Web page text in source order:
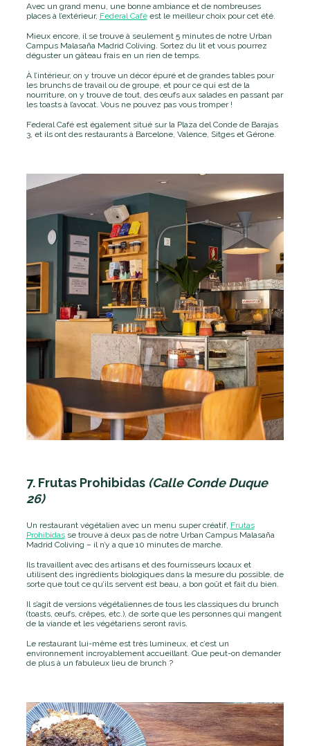
Avec un grand menu, une bonne ambiance et de nombreuses
places à l’extérieur, Federal Caféest le meilleur choix pour cet été.
Mieux encore, il se trouve à seulement 5 minutes de notre Urban
Campus Malasaña Madrid Coliving. Sortez du lit et vous pourrez
déguster un gâteau frais en un rien de temps.
À l’intérieur, on y trouve un décor épuré et de grandes tables pour
les brunchs de travail ou de groupe, et pour ce qui est de la
nourriture, on y trouve de tout, des œufs aux salades en passant par
les toasts à l’avocat. Vous ne pouvez pas vous tromper !
Federal Café est également situé sur la Plaza del Conde de Barajas
3, et ils ont des restaurants à Barcelone, Valence, Sitges et Gérone.
7. Frutas Prohibidas (Calle Conde Duque
26)
Un restaurant végétalien avec un menu super créatif, Frutas
Prohibidasse trouve à deux pas de notre Urban Campus Malasaña
Madrid Coliving – il n’y a que 10 minutes de marche.
Ils travaillent avec des artisans et des fournisseurs locaux et
utilisent des ingrédients biologiques dans la mesure du possible, de
sorte que tout ce qu’ils servent est beau, a bon goût et fait du bien.
Il s’agit de versions végétaliennes de tous les classiques du brunch
(toasts, œufs, crêpes, etc.), de sorte que les personnes qui mangent
de la viande et les végétariens seront ravis.
Le restaurant lui-même est très lumineux, et c’est un
environnement incroyablement accueillant. Que peut-on demander
de plus à un fabuleux lieu de brunch ?